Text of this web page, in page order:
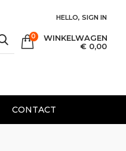
HELLO, SIGN IN
SEARCH WINKELWAGEN
€ 0,00
0
CONTACT